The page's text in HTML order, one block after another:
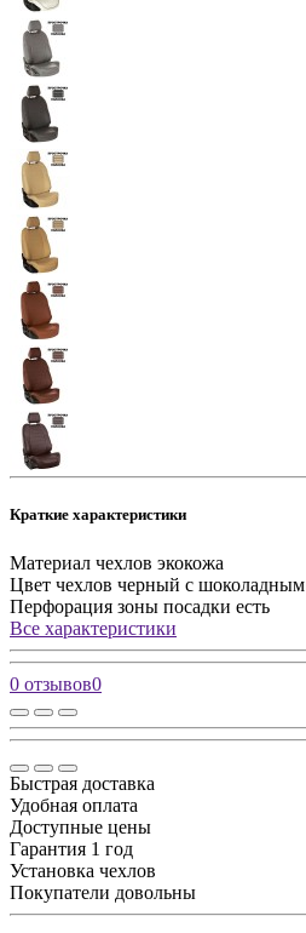
Краткие характеристики
Материал чехлов экокожа
Цвет чехлов черный с шоколадным
Перфорация зоны посадки есть
Все характеристики
0 отзывов0
Быстрая доставка
Удобная оплата
Доступные цены
Гарантия 1 год
Установка чехлов
Покупатели довольны